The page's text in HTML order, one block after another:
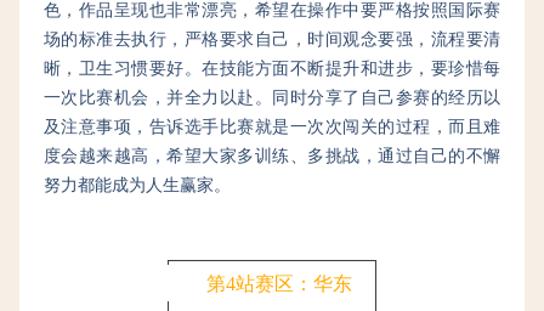
色，作品呈现也非常漂亮，希望在操作中要严格按照国际赛
场的标准去执行，严格要求自己，时间观念要强，流程要清
晰，卫生习惯要好。在技能方面不断提升和进步，要珍惜每
一次比赛机会，并全力以赴。同时分享了自己参赛的经历以
及注意事项，告诉选手比赛就是一次次闯关的过程，而且难
度会越来越高，希望大家多训练、多挑战，通过自己的不懈
努力都能成为人生赢家。
第4站赛区：华东